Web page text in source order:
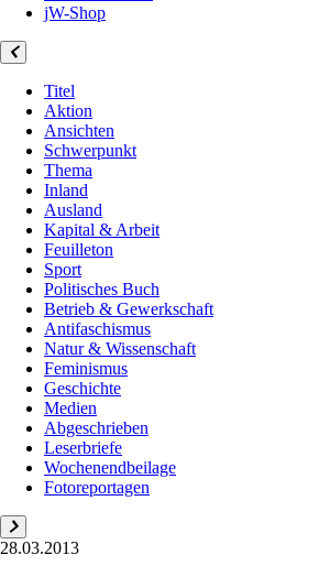
jW-Shop
Titel
Aktion
Ansichten
Schwerpunkt
Thema
Inland
Ausland
Kapital & Arbeit
Feuilleton
Sport
Politisches Buch
Betrieb & Gewerkschaft
Antifaschismus
Natur & Wissenschaft
Feminismus
Geschichte
Medien
Abgeschrieben
Leserbriefe
Wochenendbeilage
Fotoreportagen
28.03.2013